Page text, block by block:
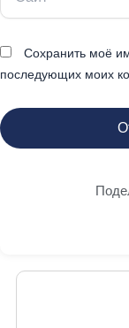
Сохранить моё
последующих моих